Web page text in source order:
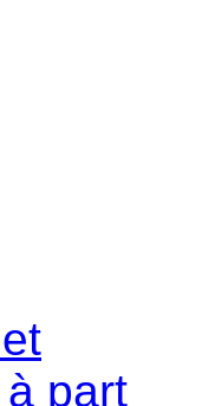
part